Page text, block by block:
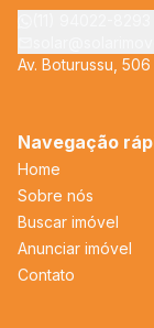
Av. Boturussu, 506
Navegação
Home
Sobre nós
Buscar imóvel
Anunciar imóvel
Contato